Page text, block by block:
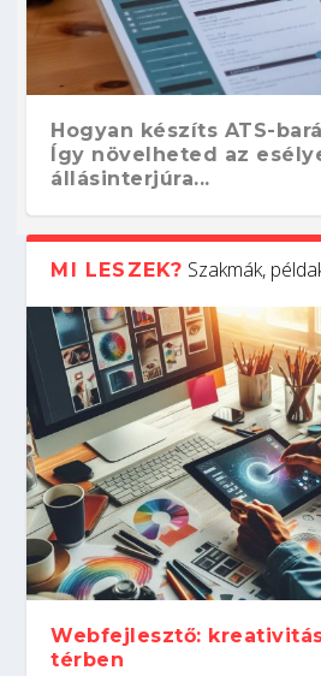
Hogyan készíts ATS-
Így növelheted az
állásinterjúra...
Kitalálod, mire
gépeket?
Nem sikerült az
Tanulj szakmát!
Szoftverfejlesztő:
amikor néhány sor
világversenyt...
Digitális detox – hogyan
telefon nélkül?
MI LESZEK? Szakmák,
Webfejlesztő:
térben